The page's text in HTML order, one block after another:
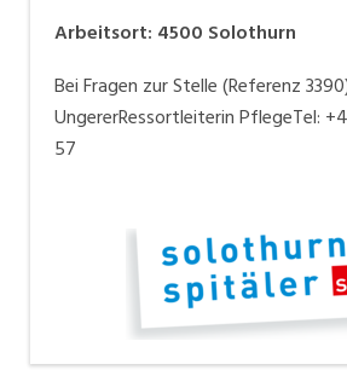
Arbeitsort: 4500 Solothurn
Bei Fragen zur Stelle (Referenz
UngererRessortleiterin PflegeTel:
57